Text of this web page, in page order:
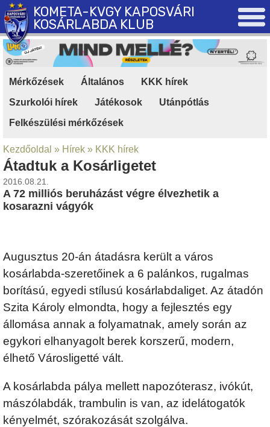
KOMETA-KVGY KAPOSVÁRI
KOSÁRLABDA KLUB
Mérkőzések Általános KKK hírek
Szurkolói hírek
Játékosok Utánpótlás
Felkészülési mérkőzések
Kezdőoldal » Hírek » KKK hírek
Átadtuk a Kosárligetet
2016.08.21.
A 72 milliós beruházást végre élvezhetik a
kosarazni vágyók
Augusztus 20-án átadásra került a város
kosárlabda-szeretőinek a 6 palánkos, rugalmas
borítású, egyedi stílusú kosárlabdaliget. Az átadón
Szita Károly elmondta, hogy a fejlesztés egy
állomása annak a folyamatnak, amely során az
egykori elhanyagolt berek korszerű, modern,
élhető Városligetté vált.
A kosárlabda pálya mellett napozóterasz, ivókút,
mászólabdák, trambulin is van, az idelátogatók
kényelmét, szórakozását szolgálva.